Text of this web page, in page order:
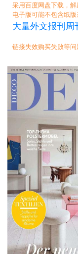
采用百度网盘下载，
电子版可能不包含纸
大量外文报刊周
链接失效购买失败等